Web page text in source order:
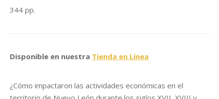
344 pp.
Disponible en nuestra Tienda en Línea
¿Cómo impactaron las actividades económicas en el